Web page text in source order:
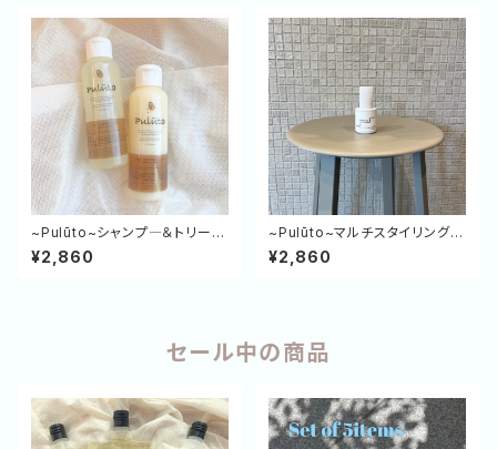
~Pulūto~シャンプ―＆トリート
メント120㎖/g （2WEEKトラ
イアルセット）
¥2,860
~Pulūto~マルチスタイリングオ
イル 80ml
¥2,860
セール中の商品